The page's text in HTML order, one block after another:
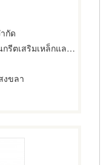
กัด
สริมเหล็กและอัดแรง)
งขลา